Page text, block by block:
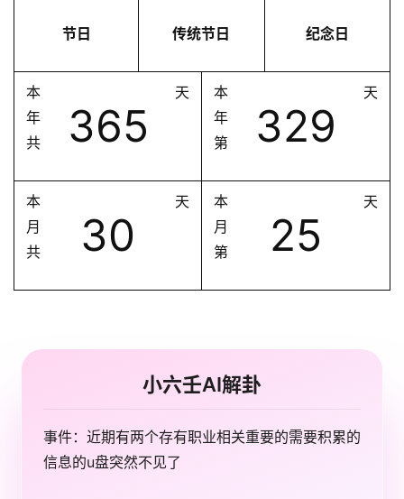
节日 传统节日 纪念日
本
年
共
365
天
本
年
第
329
天
本
月
共
30
天
本
月
第
25
天
小六壬AI解卦
事件：近期有两个存有职业相关重要的需要积累的
信息的u盘突然不见了